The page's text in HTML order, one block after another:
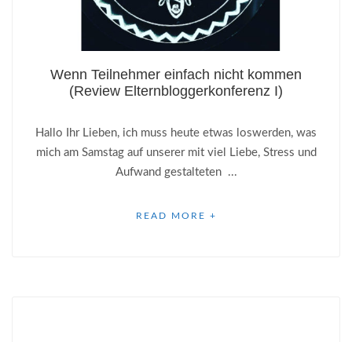
Wenn Teilnehmer einfach nicht kommen
(Review Elternbloggerkonferenz I)
Hallo Ihr Lieben, ich muss heute etwas loswerden, was
mich am Samstag auf unserer mit viel Liebe, Stress und
Aufwand gestalteten ...
READ MORE +